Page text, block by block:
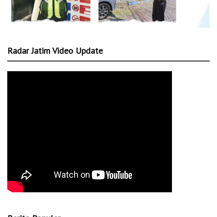
Radar Jatim Video Update